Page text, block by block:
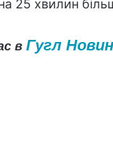
25 хвилин
в Гугл